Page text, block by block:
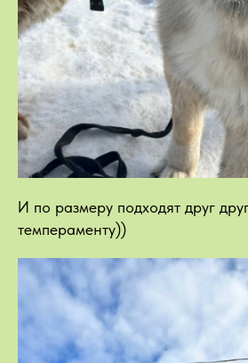
И по размеру подходят друг
темпераменту))